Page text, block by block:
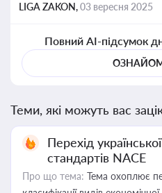
LIGA ZAKON,03 вересня 2025
Повний AI-підсумок
Теми, які можуть вас
Перехід
стандартів NACE
Про що тема: Тема охоплює